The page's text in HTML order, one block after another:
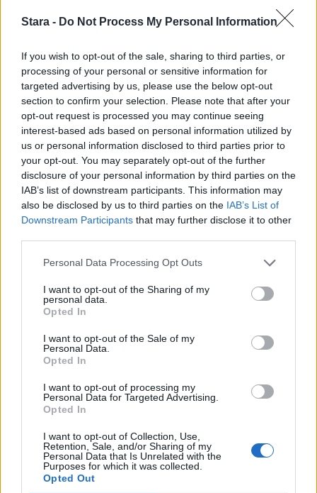
Stara - Do Not Process My Personal Information
If you wish to opt-out of the sale, sharing to third parties, or
processing of your personal or sensitive information for
targeted advertising by us, please use the below opt-out
section to confirm your selection. Please note that after your
opt-out request is processed you may continue seeing
interest-based ads based on personal information utilized by
us or personal information disclosed to third parties prior to
your opt-out. You may separately opt-out of the further
disclosure of your personal information by third parties on the
IAB’s list of downstream participants. This information may
also be disclosed by us to third parties on the IAB’s List of
Downstream Participants that may further disclose it to other
Personal Data Processing Opt Outs
I want to opt-out of the Sharing of my
personal data.
Opted In
I want to opt-out of the Sale of my
Personal Data.
Opted In
I want to opt-out of processing my
Personal Data for Targeted Advertising.
Opted In
I want to opt-out of Collection, Use,
Retention, Sale, and/or Sharing of my
Personal Data that Is Unrelated with the
Purposes for which it was collected.
Opted Out
Staran luetuimmat
1
UUTISET